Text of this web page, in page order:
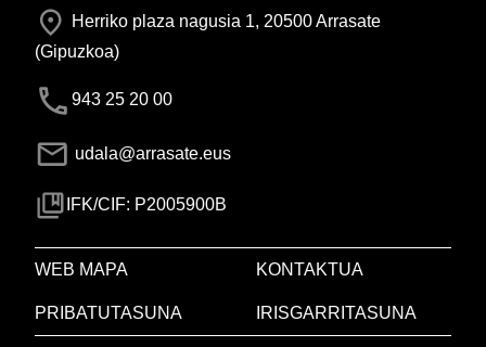
Herriko plaza nagusia 1, 20500 Arrasate
(Gipuzkoa)
943 25 20 00
udala@arrasate.eus
IFK/CIF: P2005900B
WEB MAPA KONTAKTUA
PRIBATUTASUNA IRISGARRITASUNA